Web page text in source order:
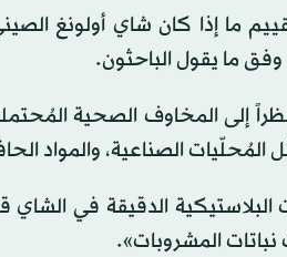
ما إذا كان شاي أولونغ
وفق ما يقول الباحثون.
إلى المخاوف الصحية
المُحلّيات الصناعية، والمواد
البلاستيكية الدقيقة في
المشروبات».